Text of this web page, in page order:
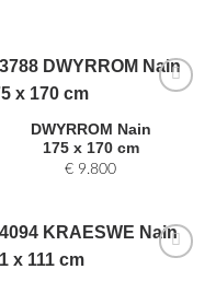
Auswahl
hinzufügen
DWYRROM Nain
175 x 170 cm
€ 9.800